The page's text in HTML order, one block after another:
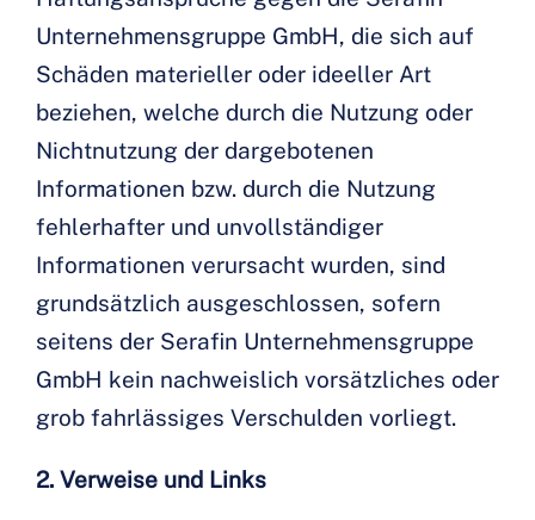
Unternehmensgruppe GmbH, die sich auf
Schäden materieller oder ideeller Art
beziehen, welche durch die Nutzung oder
Nichtnutzung der dargebotenen
Informationen bzw. durch die Nutzung
fehlerhafter und unvollständiger
Informationen verursacht wurden, sind
grundsätzlich ausgeschlossen, sofern
seitens der Serafin Unternehmensgruppe
GmbH kein nachweislich vorsätzliches oder
grob fahrlässiges Verschulden vorliegt.
2. Verweise und Links